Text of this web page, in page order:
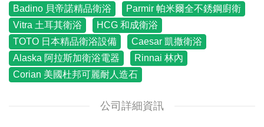
Badino 貝帝諾精品衛浴
Parmir 帕米爾全不銹鋼廚衛
Vitra 土耳其衛浴
HCG 和成衛浴
TOTO 日本精品衛浴設備
Caesar 凱撒衛浴
Alaska 阿拉斯加衛浴電器
Rinnai 林內
Corian 美國杜邦可麗耐人造石
公司詳細資訊